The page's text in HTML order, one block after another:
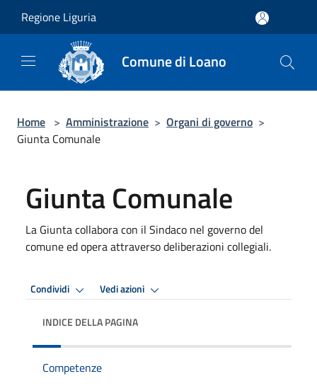
Regione Liguria
Comune di Loano
Home > Amministrazione > Organi di governo >
Giunta Comunale
Giunta Comunale
La Giunta collabora con il Sindaco nel governo del
comune ed opera attraverso deliberazioni collegiali.
Condividi Vedi azioni
INDICE DELLA PAGINA
Competenze